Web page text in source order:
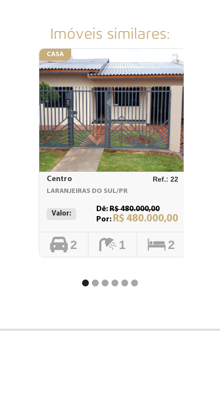
Imóveis similares:
CASA
Centro Ref.: 22
LARANJEIRAS DO SUL/PR
Valor:
Dê:R$ 480.000,00
Por: R$ 480.000,00
2 1 2